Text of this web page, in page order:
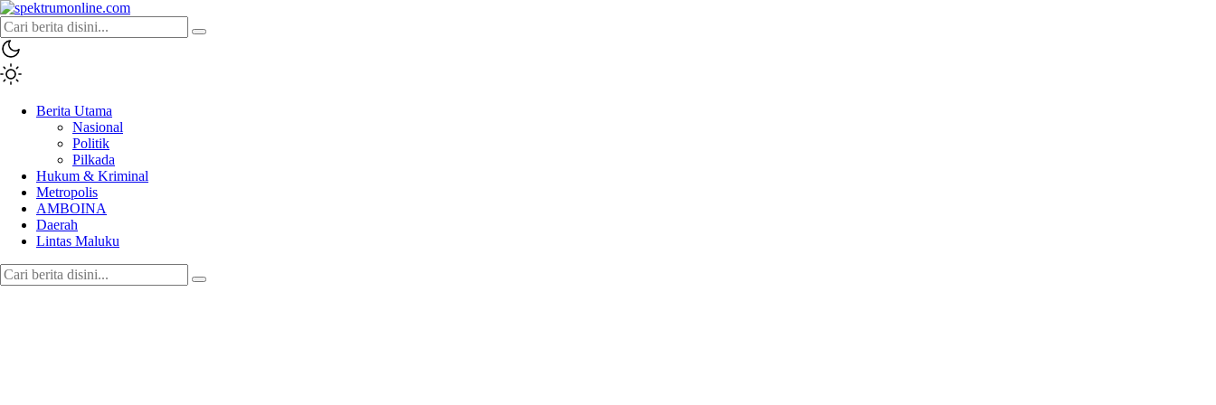
spektrumonline.com
Berita Utama
Nasional
Politik
Pilkada
Hukum & Kriminal
Metropolis
AMBOINA
Daerah
Lintas Maluku